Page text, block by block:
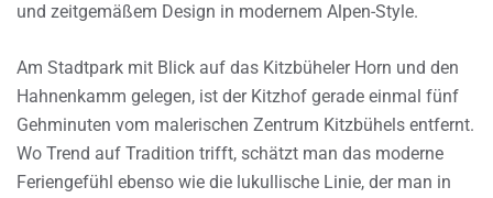
und zeitgemäßem Design in modernem Alpen-Style.
Am Stadtpark mit Blick auf das Kitzbüheler Horn und den
Hahnenkamm gelegen, ist der Kitzhof gerade einmal fünf
Gehminuten vom malerischen Zentrum Kitzbühels entfernt.
Wo Trend auf Tradition trifft, schätzt man das moderne
Feriengefühl ebenso wie die lukullische Linie, der man in